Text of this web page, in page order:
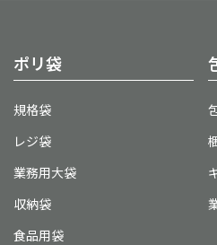
ポリ袋
規格袋
レジ袋
業務用大袋
収納袋
食品用袋